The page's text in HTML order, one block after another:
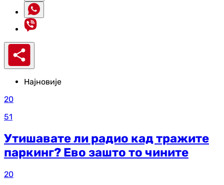
Најновије
20
51
Утишавате ли радио кад тражите
паркинг? Ево зашто то чините
20